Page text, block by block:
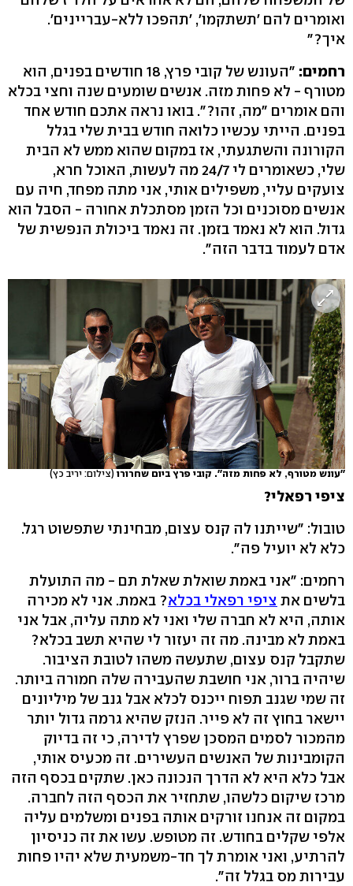
ואומרים להם 'תשתקמו', 'תהפכו ללא-עבריינים'.
איך?"
רחמים:
"העונש של קובי פרץ, 18 חודשים בפנים, הוא
מטורף - לא פחות מזה. אנשים שומעים שנה וחצי בכלא
והם אומרים "מה, זהו?". בואו נראה אתכם חודש אחד
בפנים. הייתי עכשיו כלואה חודש בבית שלי בגלל
הקורונה והשתגעתי, אז במקום שהוא ממש לא הבית
שלי, כשאומרים לי 24/7 מה לעשות, האוכל חרא,
צועקים עליי, משפילים אותי, אני מתה מפחד, חיה עם
אנשים מסוכנים וכל הזמן מסתכלת אחורה - הסבל הוא
גדול. הוא לא נאמד בזמן. זה נאמד ביכולת הנפשית של
אדם לעמוד בדבר הזה".
''עונש מטורף, לא פחות מזה''. קובי פרץ ביום שחרורו(צילום: יריב כץ)
ציפי רפאלי?
טובול: "שייתנו לה קנס עצום, מבחינתי שתפשוט רגל.
כלא לא יועיל פה".
רחמים: "אני באמת שואלת שאלת תם - מה התועלת
בלשים את ציפי רפאלי בכלא? באמת. אני לא מכירה
אותה, היא לא חברה שלי ואני לא מתה עליה, אבל אני
באמת לא מבינה. מה זה יעזור לי שהיא תשב בכלא?
שתקבל קנס עצום, שתעשה משהו לטובת הציבור.
שיהיה ברור, אני חושבת שהעבירה שלה חמורה ביותר.
זה שמי שגנב תפוח ייכנס לכלא אבל גנב של מיליונים
יישאר בחוץ זה לא פייר. הנזק שהיא גרמה גדול יותר
מהמכור לסמים המסכן שפרץ לדירה, כי זה בדיוק
הקומבינות של האנשים העשירים. זה מכעיס אותי,
אבל כלא היא לא הדרך הנכונה כאן. שתקים בכסף הזה
מרכז שיקום כלשהו, שתחזיר את הכסף הזה לחברה.
במקום זה אנחנו זורקים אותה בפנים ומשלמים עליה
אלפי שקלים בחודש. זה מטופש. עשו את זה כניסיון
להרתיע, ואני אומרת לך חד-משמעית שלא יהיו פחות
עבירות מס בגלל זה".